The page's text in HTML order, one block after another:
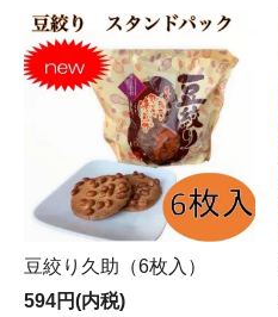
豆絞り久助（6枚入）
594円(内税)